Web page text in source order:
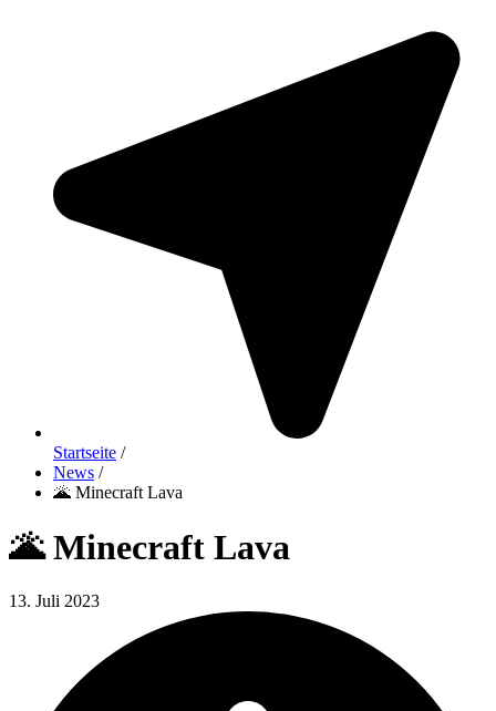
Startseite /
News /
🌋 Minecraft Lava
🌋 Minecraft Lava
13. Juli 2023